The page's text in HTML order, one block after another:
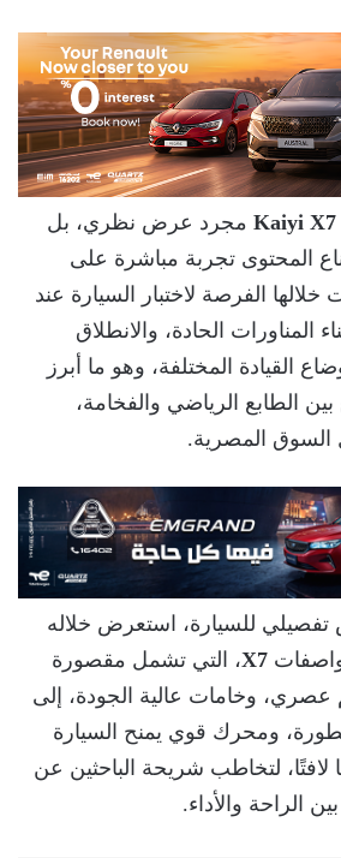
Kaiyi X7 مجرد عرض نظري، بل
المحتوى تجربة مباشرة على
الفرصة لاختبار السيارة عند
المناورات الحادة، والانطلاق
القيادة المختلفة، وهو ما أبرز
الطابع الرياضي والفخامة،
المصرية.
تفصيلي للسيارة، استعرض خلاله
X7، التي تشمل مقصورة
عصري، وخامات عالية الجودة، إلى
ومحرك قوي يمنح السيارة
لافتًا، لتخاطب شريحة الباحثين عن
الراحة والأداء.